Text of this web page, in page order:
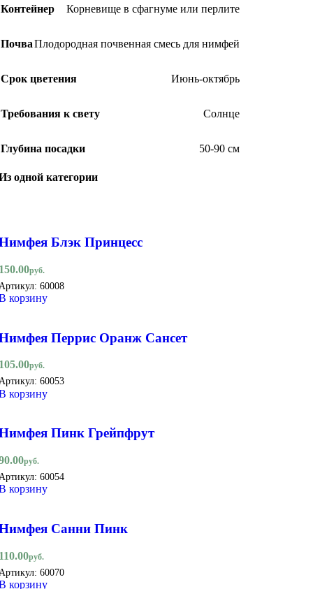
Контейнер Корневище в сфагнуме или перлите
ПочваПлодородная почвенная смесь для нимфей
Срок цветения Июнь-октябрь
Требования к свету Солнце
Глубина посадки 50-90 см
одной категории
Блэк Принцесс
руб.
60008
корзину
Перрис Оранж Сансет
руб.
60053
корзину
Пинк Грейпфрут
руб.
60054
корзину
Санни Пинк
руб.
60070
корзину